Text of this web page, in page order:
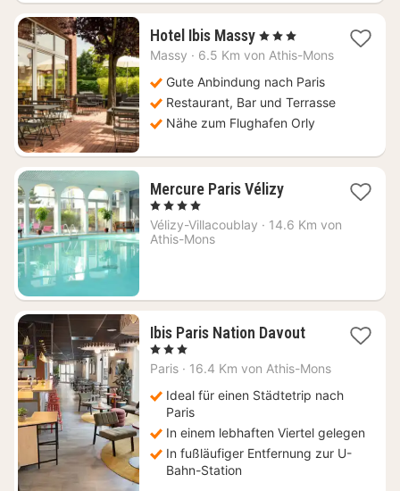
Hotel Ibis Massy1
Nacht
85
€
, 3 Sterne
Massy · 6.5 Km von Athis-Mons
Gute Anbindung nach Paris
Restaurant, Bar und Terrasse
Nähe zum Flughafen Orly
Mercure Paris Vélizy1
ab
, 4 Sterne
Vélizy-Villacoublay · 14.6 Km von
Athis-Mons
Ibis Paris Nation Davout1
ab
€
, 3 Sterne
Paris · 16.4 Km von Athis-Mons
Ideal für einen Städtetrip nach
Paris
In einem lebhaften Viertel gelegen
In fußläufiger Entfernung zur U-
Bahn-Station